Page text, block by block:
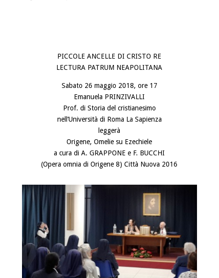
PICCOLE ANCELLE DI CRISTO RE
LECTURA PATRUM NEAPOLITANA
Sabato 26 maggio 2018, ore 17
Emanuela PRINZIVALLI
Prof. di Storia del cristianesimo
nell’Università di Roma La Sapienza
leggerà
Origene, Omelie su Ezechiele
a cura di A. GRAPPONE e F. BUCCHI
(Opera omnia di Origene 8) Città Nuova 2016